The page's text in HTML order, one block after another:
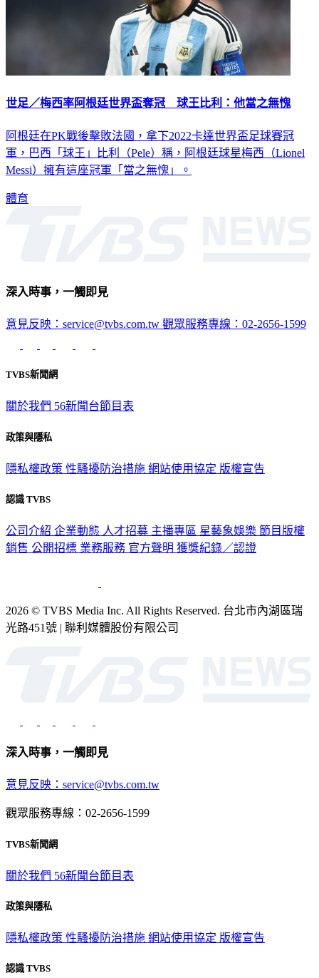
世足／梅西率阿根廷世界盃奪冠 球王比利：他當之無愧
阿根廷在PK戰後擊敗法國，拿下2022卡達世界盃足球賽冠
軍，巴西「球王」比利（Pele）稱，阿根廷球星梅西（Lionel
Messi）擁有這座冠軍「當之無愧」。
體育
深入時事，一觸即見
意見反映：service@tvbs.com.tw 觀眾服務專線：02-2656-1599
TVBS新聞網
關於我們 56新聞台節目表
政策與隱私
隱私權政策 性騷擾防治措施 網站使用協定 版權宣告
認識 TVBS
公司介紹 企業動態 人才招募 主播專區 星藝象娛樂 節目版權
銷售 公開招標 業務服務 官方聲明 獲獎紀錄／認證
2026 © TVBS Media Inc. All Rights Reserved. 台北市內湖區瑞
光路451號 | 聯利媒體股份有限公司
深入時事，一觸即見
意見反映：service@tvbs.com.tw
觀眾服務專線：02-2656-1599
TVBS新聞網
關於我們 56新聞台節目表
政策與隱私
隱私權政策 性騷擾防治措施 網站使用協定 版權宣告
認識 TVBS